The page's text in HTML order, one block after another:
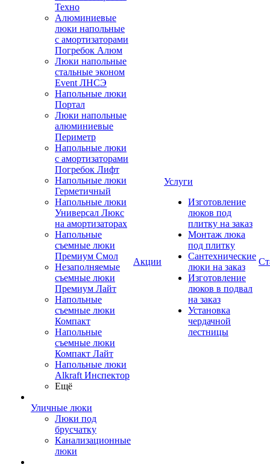
Техно
Алюминиевые
люки напольные
с амортизаторами
Погребок Алюм
Люки напольные
стальные эконом
Event ЛНСЭ
Напольные люки
Портал
Люки напольные
алюминиевые
Периметр
Напольные люки
с амортизаторами
Погребок Лифт
Напольные люки
Герметичный
Напольные люки
Универсал Люкс
на амортизаторах
Напольные
съемные люки
Премиум Смол
Незаполняемые
съемные люки
Премиум Лайт
Напольные
съемные люки
Компакт
Напольные
съемные люки
Компакт Лайт
Напольные люки
Alkraft Инспектор
Ещё
Уличные люки
Люки под
брусчатку
Канализационные
люки
Акции
Услуги
Изготовление
люков под
плитку на заказ
Монтаж люка
под плитку
Сантехнические
люки на заказ
Изготовление
люков в подвал
на заказ
Установка
чердачной
лестницы